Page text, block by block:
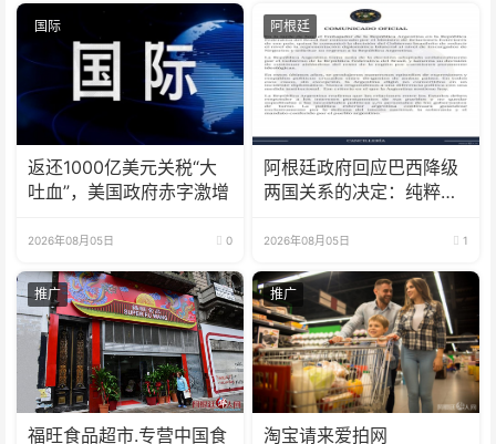
国际
返还1000亿美元关税“大
吐血”，美国政府赤字激增
2026年08月05日 0
阿根廷
阿根廷政府回应巴西降级
两国关系的决定：纯粹意
2026年08月05日 1
推广
福旺食品超市.专营中国食
推广
淘宝请来爱拍网